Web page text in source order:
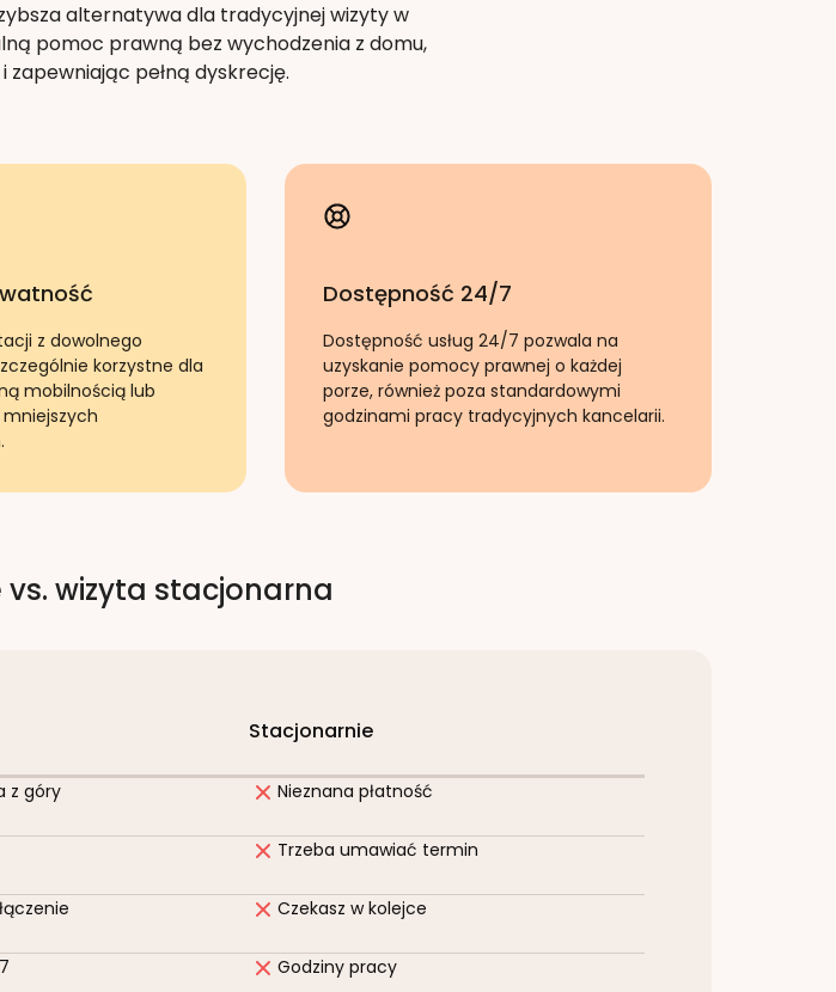
alternatywa dla tradycyjnej wizyty w
pomoc prawną bez wychodzenia z domu,
zapewniając pełną dyskrecję.
z dowolnego
korzystne dla
mobilnością lub
Dostępność 24/7
Dostępność usług 24/7 pozwala na
uzyskanie pomocy prawnej o każdej
porze, również poza standardowymi
godzinami pracy tradycyjnych kancelarii.
wizyta stacjonarna
Stacjonarnie
z góry Nieznana płatność
Trzeba umawiać termin
Czekasz w kolejce
Godziny pracy